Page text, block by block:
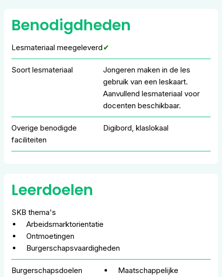
Benodigdheden
Lesmateriaal meegeleverd✔
Soort lesmateriaal
Jongeren maken in de les
gebruik van een leskaart.
Aanvullend lesmateriaal voor
docenten beschikbaar.
Overige benodigde
faciliteiten
Digibord, klaslokaal
Leerdoelen
SKB thema's
Arbeidsmarktorientatie
Ontmoetingen
Burgerschapsvaardigheden
Burgerschapsdoelen
Maatschappelijke